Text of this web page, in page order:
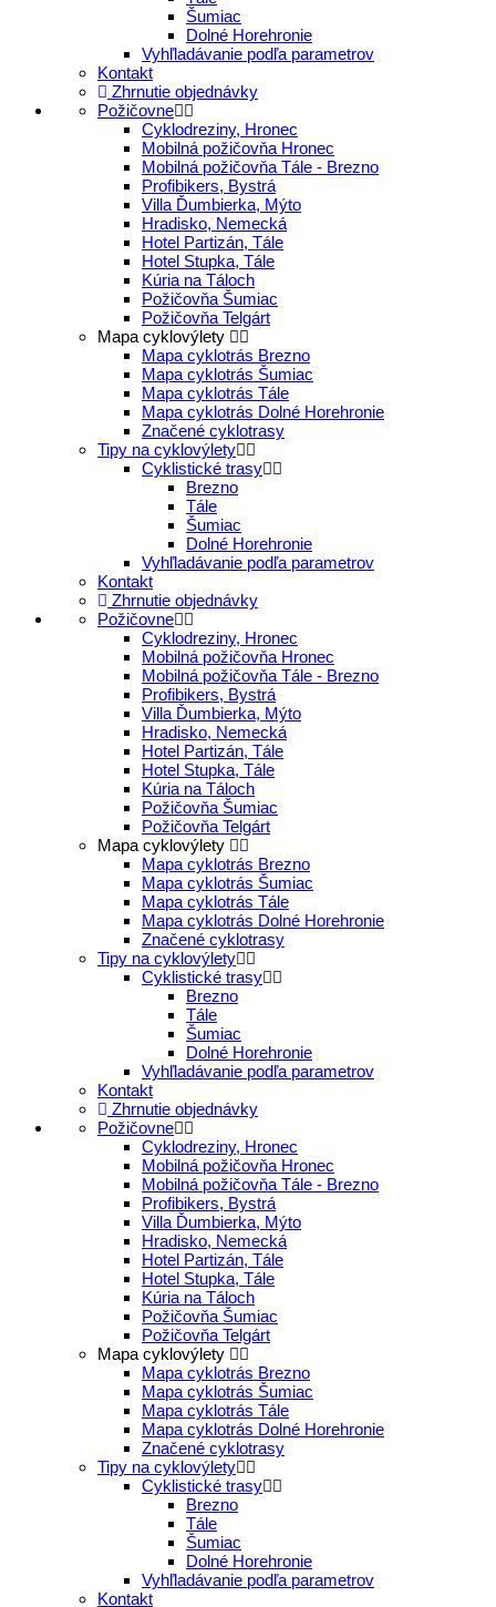
Šumiac
Dolné Horehronie
Vyhľladávanie podľa parametrov
Kontakt
Zhrnutie objednávky
Požičovne
Cyklodreziny, Hronec
Mobilná požičovňa Hronec
Mobilná požičovňa Tále - Brezno
Profibikers, Bystrá
Villa Ďumbierka, Mýto
Hradisko, Nemecká
Hotel Partizán, Tále
Hotel Stupka, Tále
Kúria na Táloch
Požičovňa Šumiac
Požičovňa Telgárt
Mapa cyklovýlety
Mapa cyklotrás Brezno
Mapa cyklotrás Šumiac
Mapa cyklotrás Tále
Mapa cyklotrás Dolné Horehronie
Značené cyklotrasy
Tipy na cyklovýlety
Cyklistické trasy
Brezno
Tále
Šumiac
Dolné Horehronie
Vyhľladávanie podľa parametrov
Kontakt
Zhrnutie objednávky
Požičovne
Cyklodreziny, Hronec
Mobilná požičovňa Hronec
Mobilná požičovňa Tále - Brezno
Profibikers, Bystrá
Villa Ďumbierka, Mýto
Hradisko, Nemecká
Hotel Partizán, Tále
Hotel Stupka, Tále
Kúria na Táloch
Požičovňa Šumiac
Požičovňa Telgárt
Mapa cyklovýlety
Mapa cyklotrás Brezno
Mapa cyklotrás Šumiac
Mapa cyklotrás Tále
Mapa cyklotrás Dolné Horehronie
Značené cyklotrasy
Tipy na cyklovýlety
Cyklistické trasy
Brezno
Tále
Šumiac
Dolné Horehronie
Vyhľladávanie podľa parametrov
Kontakt
Zhrnutie objednávky
Požičovne
Cyklodreziny, Hronec
Mobilná požičovňa Hronec
Mobilná požičovňa Tále - Brezno
Profibikers, Bystrá
Villa Ďumbierka, Mýto
Hradisko, Nemecká
Hotel Partizán, Tále
Hotel Stupka, Tále
Kúria na Táloch
Požičovňa Šumiac
Požičovňa Telgárt
Mapa cyklovýlety
Mapa cyklotrás Brezno
Mapa cyklotrás Šumiac
Mapa cyklotrás Tále
Mapa cyklotrás Dolné Horehronie
Značené cyklotrasy
Tipy na cyklovýlety
Cyklistické trasy
Brezno
Tále
Šumiac
Dolné Horehronie
Vyhľladávanie podľa parametrov
Kontakt